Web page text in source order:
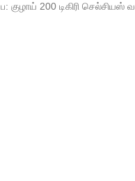
ப: குழாய் 200 டிகிரி